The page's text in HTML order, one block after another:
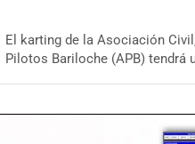
El karting de la Asociación
Pilotos Bariloche (APB) tendrá